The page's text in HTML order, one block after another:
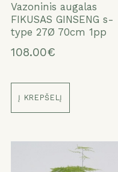
Vazoninis augalas
FIKUSAS GINSENG s-
type 27Ø 70cm 1pp
108.00€
Į KREPŠELĮ